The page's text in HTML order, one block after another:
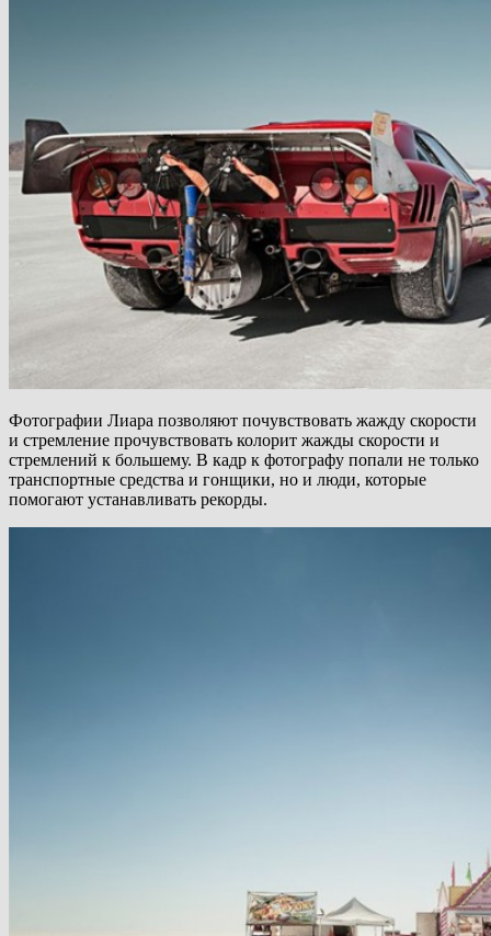
Фотографии Лиара позволяют почувствовать жажду скорости
и стремление прочувствовать колорит жажды скорости и
стремлений к большему. В кадр к фотографу попали не только
транспортные средства и гонщики, но и люди, которые
помогают устанавливать рекорды.